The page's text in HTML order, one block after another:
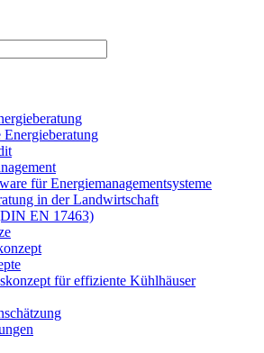
Energieberatung
für Energiemanagementsysteme
in der Landwirtschaft
EN 17463)
für effiziente Kühlhäuser